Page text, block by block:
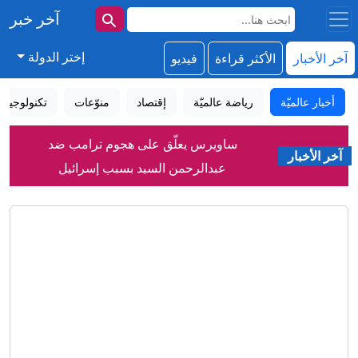
آخر خبر
آخر الأخبار الأكثر قراءة فيديو إختر الدولة
أخبار عالميّة رياضة عالميّة إقتصاد منوّعات تكنولوجيا
آخر الأخبار
ساويرس يعلّق على هجوم ترامب ضد
عبدالرحمن السيد بسبب إسرائيل
مسؤول سعودي لـCNN: المملكة تتوقع